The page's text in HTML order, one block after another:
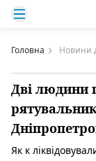
Головна Новини
Дві людини
Як к